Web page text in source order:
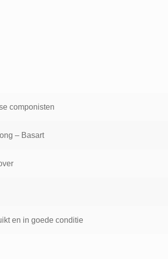
componisten
– Basart
en in goede conditie